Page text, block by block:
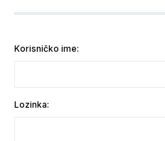
Korisničko ime:
Lozinka: